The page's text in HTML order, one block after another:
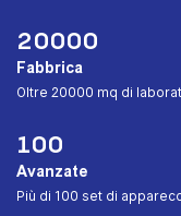
20000
Fabbrica
︎Oltre 20000 mq di
100
Avanzate
︎Più di 100 set di